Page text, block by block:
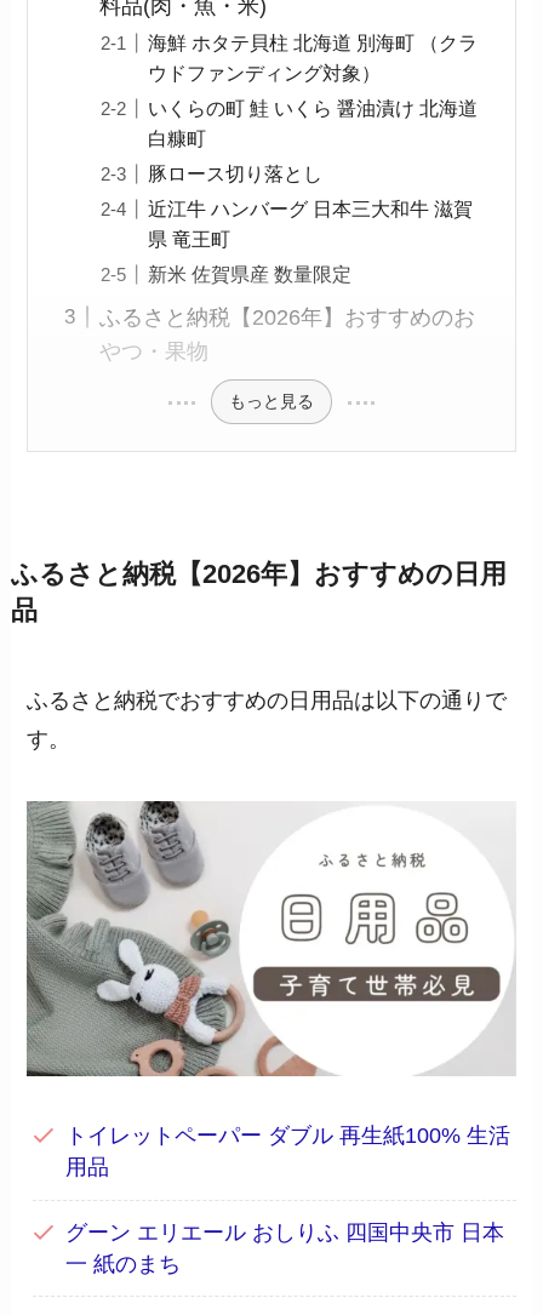
料品(肉・魚・米)
海鮮 ホタテ貝柱 北海道 別海町 （クラ
ウドファンディング対象）
いくらの町 鮭 いくら 醤油漬け 北海道
白糠町
豚ロース切り落とし
近江牛 ハンバーグ 日本三大和牛 滋賀
県 竜王町
新米 佐賀県産 数量限定
ふるさと納税【2026年】おすすめのお
やつ・果物
もっと見る
ふるさと納税【2026年】おすすめの日用
品
ふるさと納税でおすすめの日用品は以下の通りで
す。
トイレットペーパー ダブル 再生紙100% 生活
用品
グーン エリエール おしりふ 四国中央市 日本
一 紙のまち